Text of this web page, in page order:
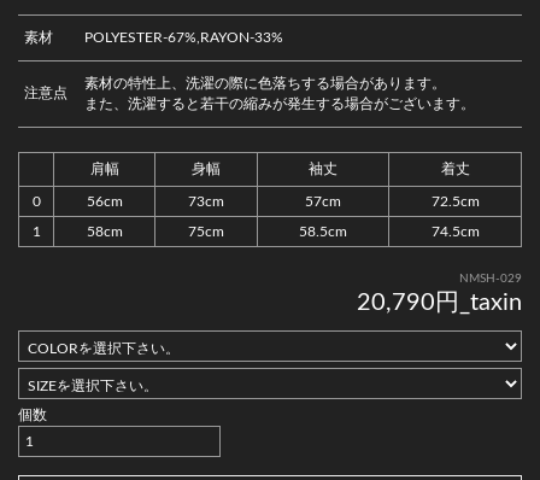
素材 POLYESTER-67%,RAYON-33%
注意点
素材の特性上、洗濯の際に色落ちする場合があります。
また、洗濯すると若干の縮みが発生する場合がございます。
肩幅 身幅 袖丈 着丈
0 56cm 73cm 57cm 72.5cm
1 58cm 75cm 58.5cm 74.5cm
NMSH-029
20,790円_taxin
個数